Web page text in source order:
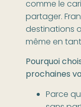
comme le
partager.
destinations
même en
Pourquoi
prochaines
Parce